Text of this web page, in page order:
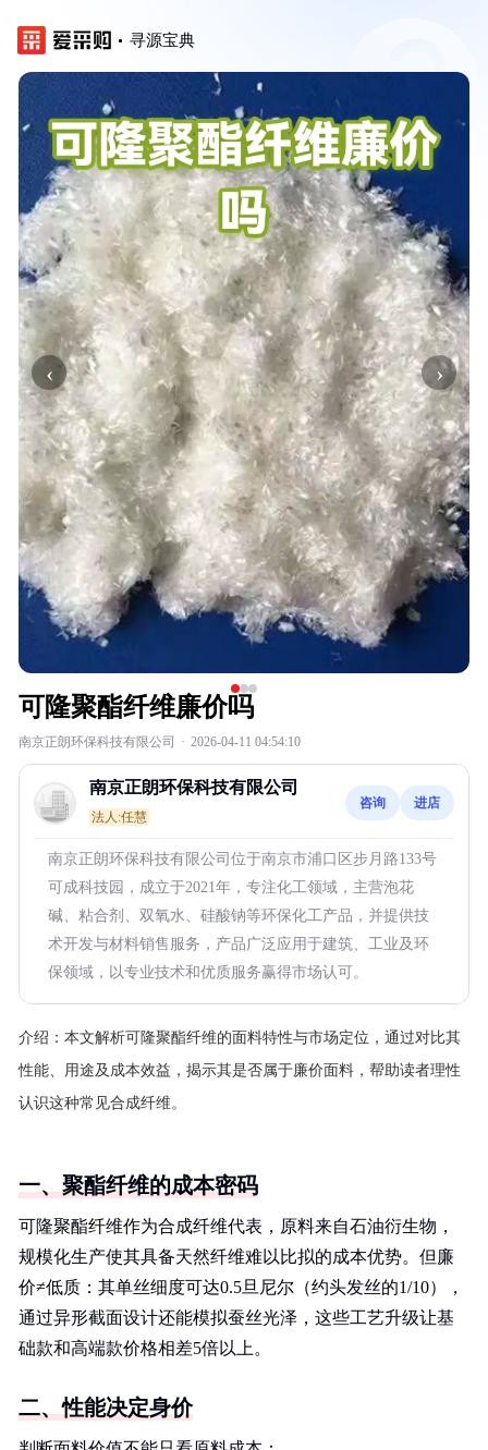
寻源宝典
‹ ›
可隆聚酯纤维廉价吗
南京正朗环保科技有限公司 · 2026-04-11 04:54:10
南京正朗环保科技有限公司
法人:任慧
咨询 进店
南京正朗环保科技有限公司位于南京市浦口区步月路133号
可成科技园，成立于2021年，专注化工领域，主营泡花
碱、粘合剂、双氧水、硅酸钠等环保化工产品，并提供技
术开发与材料销售服务，产品广泛应用于建筑、工业及环
保领域，以专业技术和优质服务赢得市场认可。
介绍： 本文解析可隆聚酯纤维的面料特性与市场定位，通过对比其
性能、用途及成本效益，揭示其是否属于廉价面料，帮助读者理性
认识这种常见合成纤维。
一、聚酯纤维的成本密码
可隆聚酯纤维作为合成纤维代表，原料来自石油衍生物，
规模化生产使其具备天然纤维难以比拟的成本优势。但廉
价≠低质：其单丝细度可达0.5旦尼尔（约头发丝的1/10），
通过异形截面设计还能模拟蚕丝光泽，这些工艺升级让基
础款和高端款价格相差5倍以上。
二、性能决定身价